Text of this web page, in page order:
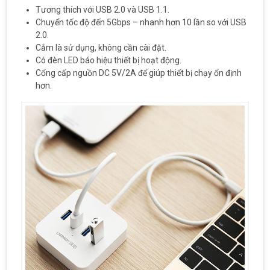
Tương thích với USB 2.0 và USB 1.1.
Chuyển tốc độ đến 5Gbps – nhanh hơn 10 lần so với USB
2.0.
Cắm là sử dụng, không cần cài đặt.
Có đèn LED báo hiệu thiết bị hoạt động.
Cổng cấp nguồn DC 5V/2A để giúp thiết bị chạy ổn định
hơn.